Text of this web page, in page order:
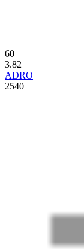
60
3.82
ADRO
2540